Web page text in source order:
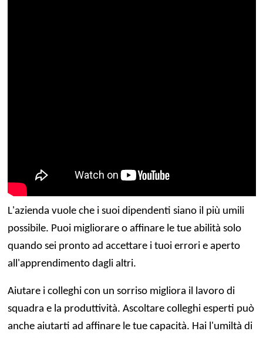
L'azienda vuole che i suoi dipendenti siano il più umili
possibile. Puoi migliorare o affinare le tue abilità solo
quando sei pronto ad accettare i tuoi errori e aperto
all'apprendimento dagli altri.
Aiutare i colleghi con un sorriso migliora il lavoro di
squadra e la produttività. Ascoltare colleghi esperti può
anche aiutarti ad affinare le tue capacità. Hai l'umiltà di